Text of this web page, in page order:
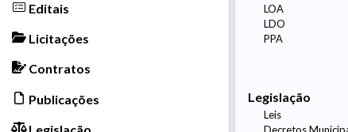
Editais
Licitações
Contratos
Publicações
LOA
LDO
PPA
Legislação
Leis